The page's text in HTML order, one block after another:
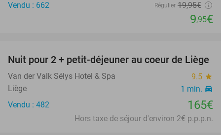
Vendu : 662 Régulier 19,95€
9,95€
Nuit pour 2 + petit-déjeuner au coeur de Liège
Van der Valk Sélys Hotel & Spa 9.5 star
Liège 1 min. directions_car
Vendu : 482 165€
Hors taxe de séjour d'environ 2€ p.p.p.n.